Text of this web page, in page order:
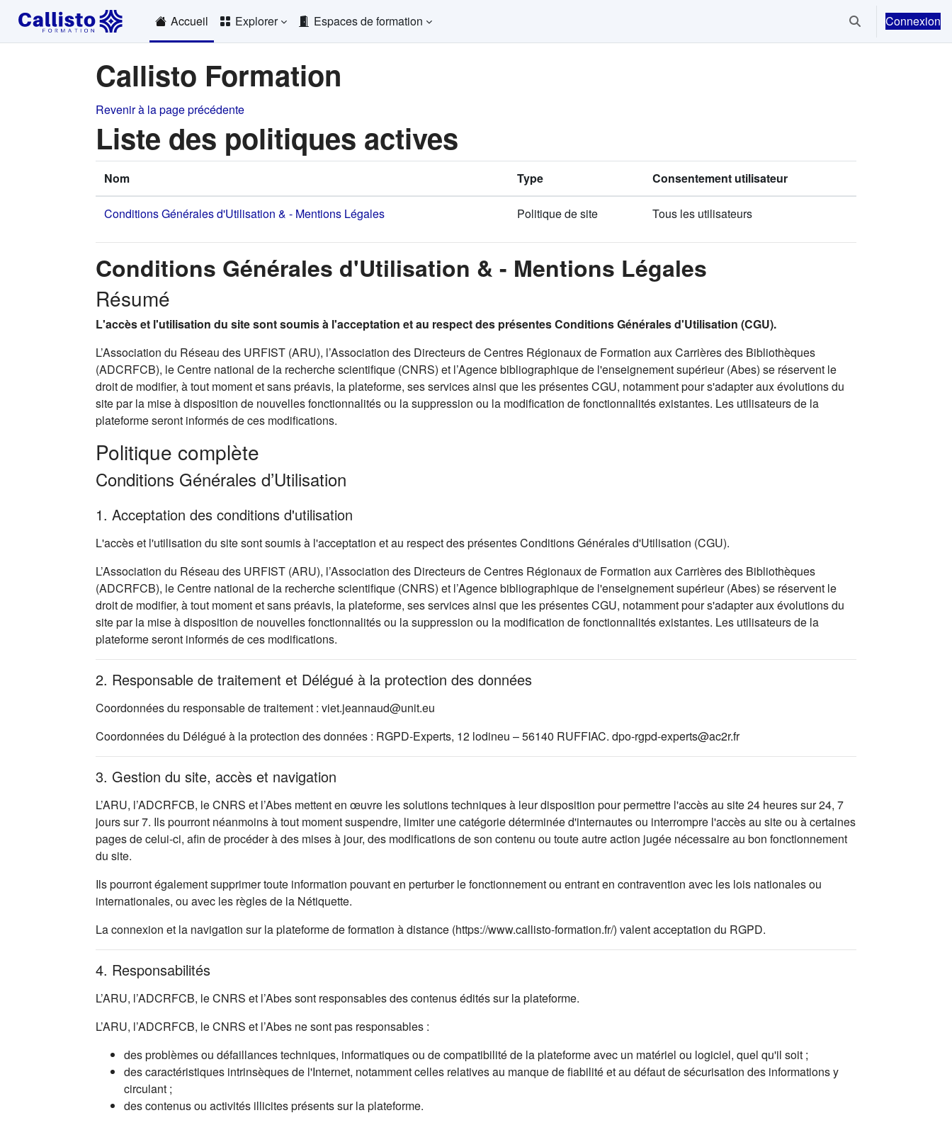
Passer au contenu principal
Accueil
Explorer Espaces de formation Activer/désactiver
Connexion
Callisto Formation
Revenir à la page précédente
Liste des politiques actives
Nom Type Consentement utilisateur
Conditions Générales d'Utilisation & - Mentions Légales Politique de site Tous les utilisateurs
Conditions Générales d'Utilisation & - Mentions Légales
Résumé
L'accès et l'utilisation du site sont soumis à l'acceptation et au respect des présentes Conditions Générales d'Utilisation (CGU).
L’Association du Réseau des URFIST (ARU), l’Association des Directeurs de Centres Régionaux de Formation aux Carrières des Bibliothèques
(ADCRFCB), le Centre national de la recherche scientifique (CNRS) et l’Agence bibliographique de l'enseignement supérieur (Abes) se réservent le
droit de modifier, à tout moment et sans préavis, la plateforme, ses services ainsi que les présentes CGU, notamment pour s'adapter aux évolutions du
site par la mise à disposition de nouvelles fonctionnalités ou la suppression ou la modification de fonctionnalités existantes. Les utilisateurs de la
plateforme seront informés de ces modifications.
Politique complète
Conditions Générales d’Utilisation
1. Acceptation des conditions d'utilisation
L'accès et l'utilisation du site sont soumis à l'acceptation et au respect des présentes Conditions Générales d'Utilisation (CGU).
L’Association du Réseau des URFIST (ARU), l’Association des Directeurs de Centres Régionaux de Formation aux Carrières des Bibliothèques
(ADCRFCB), le Centre national de la recherche scientifique (CNRS) et l’Agence bibliographique de l'enseignement supérieur (Abes) se réservent le
droit de modifier, à tout moment et sans préavis, la plateforme, ses services ainsi que les présentes CGU, notamment pour s'adapter aux évolutions du
site par la mise à disposition de nouvelles fonctionnalités ou la suppression ou la modification de fonctionnalités existantes. Les utilisateurs de la
plateforme seront informés de ces modifications.
2. Responsable de traitement et Délégué à la protection des données
Coordonnées du responsable de traitement : viet.jeannaud@unit.eu
Coordonnées du Délégué à la protection des données : RGPD-Experts, 12 lodineu – 56140 RUFFIAC. dpo-rgpd-experts@ac2r.fr
3. Gestion du site, accès et navigation
L’ARU, l’ADCRFCB, le CNRS et l’Abes mettent en œuvre les solutions techniques à leur disposition pour permettre l'accès au site 24 heures sur 24, 7
jours sur 7. Ils pourront néanmoins à tout moment suspendre, limiter une catégorie déterminée d'internautes ou interrompre l'accès au site ou à certaines
pages de celui-ci, afin de procéder à des mises à jour, des modifications de son contenu ou toute autre action jugée nécessaire au bon fonctionnement
du site.
Ils pourront également supprimer toute information pouvant en perturber le fonctionnement ou entrant en contravention avec les lois nationales ou
internationales, ou avec les règles de la Nétiquette.
La connexion et la navigation sur la plateforme de formation à distance (https://www.callisto-formation.fr/) valent acceptation du RGPD.
4. Responsabilités
L’ARU, l’ADCRFCB, le CNRS et l’Abes sont responsables des contenus édités sur la plateforme.
L’ARU, l’ADCRFCB, le CNRS et l’Abes ne sont pas responsables :
des problèmes ou défaillances techniques, informatiques ou de compatibilité de la plateforme avec un matériel ou logiciel, quel qu'il soit ;
des caractéristiques intrinsèques de l'Internet, notamment celles relatives au manque de fiabilité et au défaut de sécurisation des informations y
circulant ;
des contenus ou activités illicites présents sur la plateforme.